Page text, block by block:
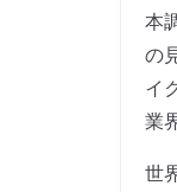
本
の
イ
業
世